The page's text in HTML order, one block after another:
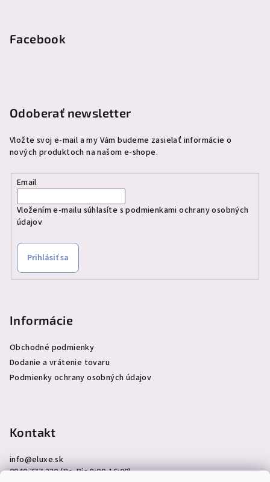
Facebook
Odoberať newsletter
Vložte svoj e-mail a my Vám budeme zasielať informácie o
nových produktoch na našom e-shope.
Email
Vložením e-mailu súhlasíte spodmienkami ochrany osobných
údajov
Prihlásiť sa
Informácie
Obchodné podmienky
Dodanie a vrátenie tovaru
Podmienky ochrany osobných údajov
Kontakt
info@eluxe.sk
0940 777 230 (Po-Pia 8:00-16:00)